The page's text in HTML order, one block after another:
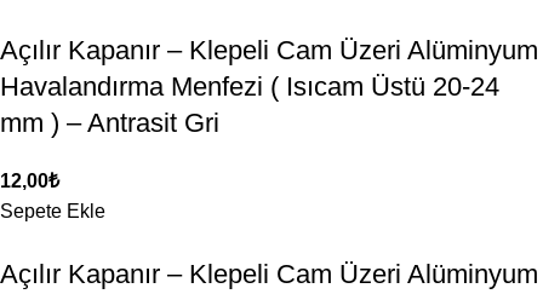
Açılır Kapanır – Klepeli Cam Üzeri Alüminyum
Havalandırma Menfezi ( Isıcam Üstü 20-24
mm ) – Antrasit Gri
12,00₺
Sepete Ekle
Açılır Kapanır – Klepeli Cam Üzeri Alüminyum